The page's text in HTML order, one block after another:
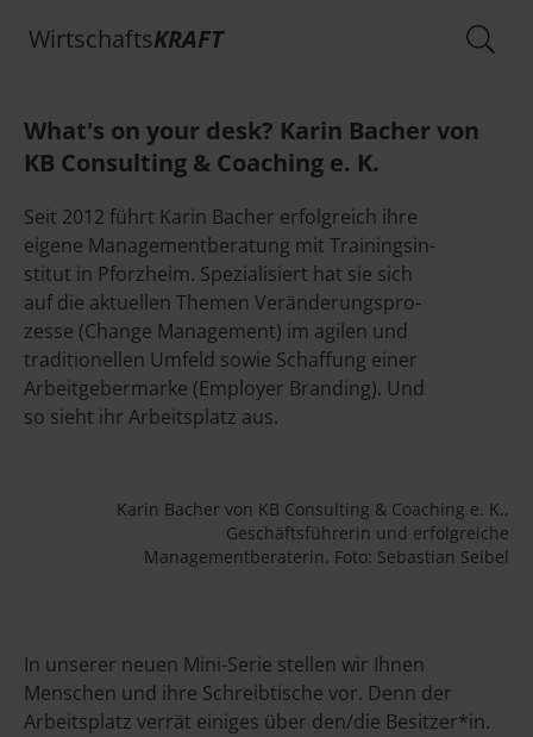
WirtschaftsKRAFT
What's on your desk? Karin Bacher von
KB Consulting & Coaching e. K.
Seit 2012 führt Karin Bacher er­folg­reich ihre
ei­ge­ne Ma­nage­ment­be­ra­tung mit Trai­nings­in­
sti­tut in Pforz­heim. Spe­zia­li­siert hat sie sich
auf die ak­tu­el­len The­men Ver­än­de­rungs­pro­
zes­se (Chan­ge Ma­nage­ment) im agi­len und
tra­di­tio­nel­len Um­feld sowie Schaf­fung einer
Ar­beit­ge­ber­mar­ke (Em­ploy­er Bran­ding). Und
so sieht ihr Arbeitsplatz aus.
Karin Bacher von KB Consulting & Coaching e. K.,
Geschäftsführerin und erfolgreiche
Managementberaterin. Foto: Sebastian Seibel
In unserer neuen Mini-Serie stellen wir Ihnen
Menschen und ihre Schreibtische vor. Denn der
Arbeitsplatz verrät einiges über den/die Besitzer*in.